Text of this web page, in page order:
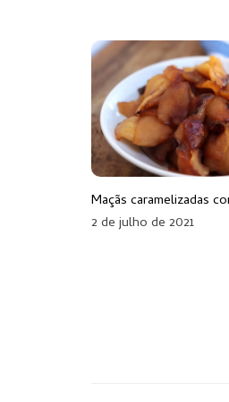
Maçãs caramelizadas
2 de julho de 2021